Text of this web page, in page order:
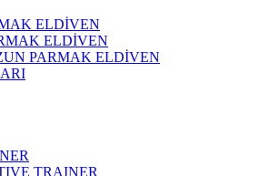
ELDİVEN
ELDİVEN
PARMAK ELDİVEN
TRAINER